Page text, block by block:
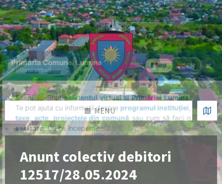
Skip
to
content
Skip
to
left
sidebar
Skip
to
right
sidebar
Skip
to
footer
MENU
Anunt colectiv debitori
12517/28.05.2024